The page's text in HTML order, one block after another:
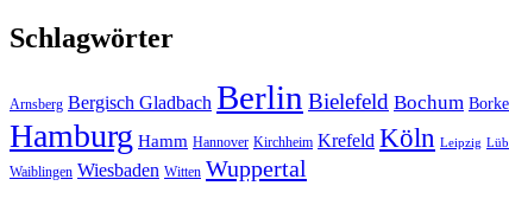
Schlagwörter
Arnsberg Bergisch Gladbach Berlin Bielefeld Bochum
Hamburg Hamm Hannover Kirchheim Krefeld Köln Leipzig
Waiblingen Wiesbaden Witten Wuppertal